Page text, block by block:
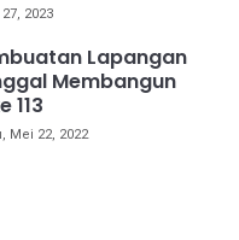
2023
Lapangan
Membangun
113
Mei 22, 2022